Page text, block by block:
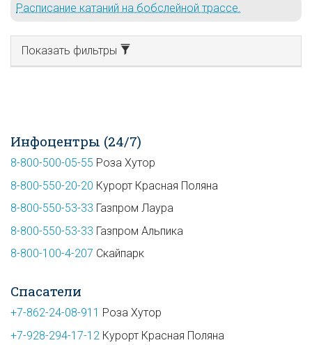
Расписание катаний на бобслейной трассе.
Показать фильтры
Инфоцентры (24/7)
8-800-500-05-55 Роза Хутор
8-800-550-20-20 Курорт Красная Поляна
8-800-550-53-33 Газпром Лаура
8-800-550-53-33 Газпром Альпика
8-800-100-4-207 Скайпарк
Спасатели
+7-862-24-08-911 Роза Хутор
+7-928-294-17-12 Курорт Красная Поляна